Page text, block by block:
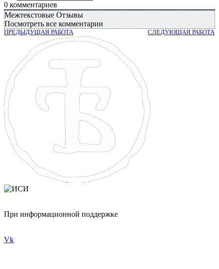
0 комментариев
Межтекстовые Отзывы
Посмотреть все комментарии
ПРЕДЫДУЩАЯ РАБОТА СЛЕДУЮЩАЯ РАБОТА
При информационной поддержке
Vk